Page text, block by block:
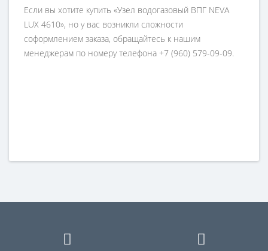
Если вы хотите купить «Узел водогазовый ВПГ NEVA
LUX 4610», но у вас возникли сложности
соформлением заказа, обращайтесь к нашим
менеджерам по номеру телефона +7 (960) 579-09-09.